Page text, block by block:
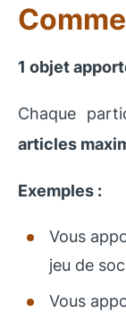
1 objet
Chaque
articles
Exemples :
Vous
jeu de
Vous